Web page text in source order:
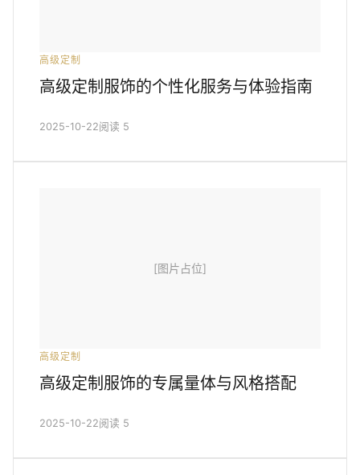
高级定制
高级定制服饰的个性化服务与体验指南
2025-10-22阅读 5
[图片占位]
高级定制
高级定制服饰的专属量体与风格搭配
2025-10-22阅读 5